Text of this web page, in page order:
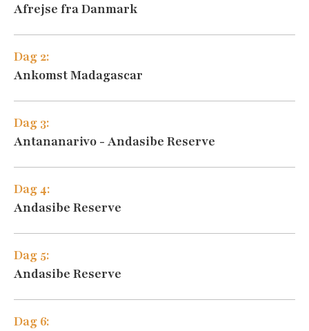
Afrejse fra Danmark
Dag 2:
Ankomst Madagascar
Dag 3:
Antananarivo - Andasibe Reserve
Dag 4:
Andasibe Reserve
Dag 5:
Andasibe Reserve
Dag 6: